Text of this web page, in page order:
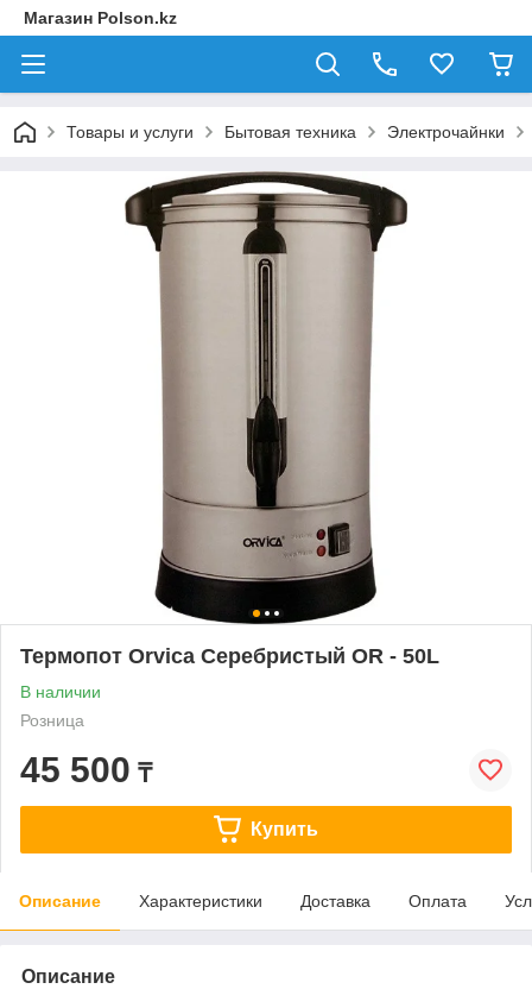
Магазин Polson.kz
Товары и услуги Бытовая техника Электрочайнки
Термопот Orvica Серебристый OR - 50L
В наличии
Розница
45 500 ₸
Купить
Описание Характеристики Доставка Оплата
Описание